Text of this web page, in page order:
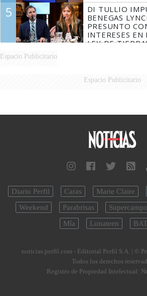
5
DI TULLIO
BENEGAS
PRESUNTO
INTERESES
LEY DE
Espacio Publicitario
Espacio Publicitario
Diario Perfil Caras Marie Claire
Weekend
Parabrisas Supercampo
Mía
Lunateen
noticias.perfil.com - Editorial Perfil S.A. | ©
Todos los derechos
Registro de Propiedad Intelectual: